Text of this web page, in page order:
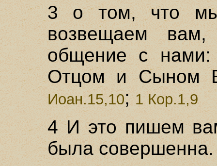
3 о том, что
возвещаем
общение с
Отцом и Сыном
Иоан.15,10; 1 Кор.1,9
4 И это пишем
была совершенна.